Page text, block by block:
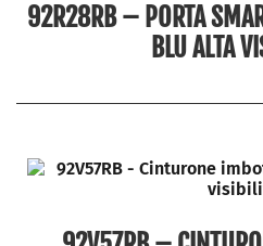
92R28RB – PORTA
BLU ALTA